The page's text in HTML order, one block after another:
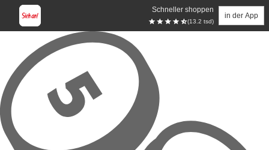
Schneller shoppen
(13.2 tsd)
in der App
Zum Hauptinhalt springen